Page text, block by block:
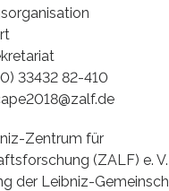
33432 82-410
Zentrum für
(ZALF) e.
der Leibniz-